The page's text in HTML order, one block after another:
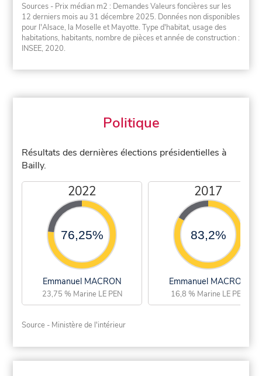
Sources - Prix médian m2 : Demandes Valeurs foncières sur les
12 derniers mois au 31 décembre 2025. Données non disponibles
pour l'Alsace, la Moselle et Mayotte. Type d'habitat, usage des
habitations, habitants, nombre de pièces et année de construction :
INSEE, 2020.
Politique
Résultats des dernières élections présidentielles à
Bailly.
2022
76,25%
Emmanuel MACRON
23,75 % Marine LE PEN
2017
83,2%
Emmanuel MACRON
16,8 % Marine LE PEN
Source - Ministère de l'intérieur